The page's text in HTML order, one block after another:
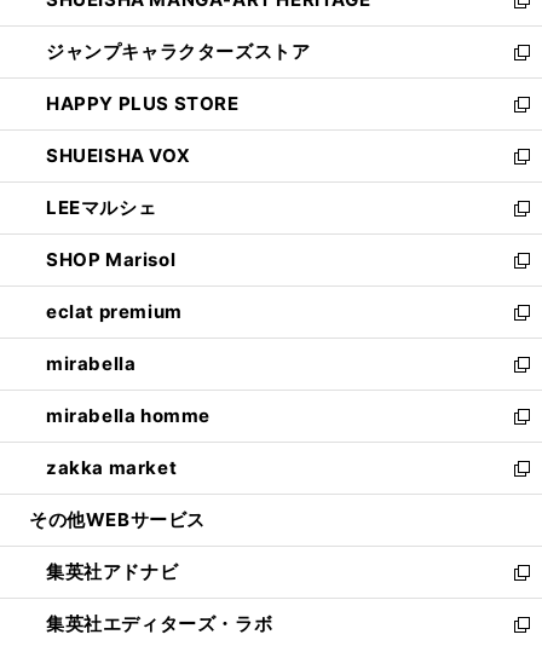
開
く
ウ
ィ
ン
ド
ウ
で
開
く
新
し
い
ウ
ィ
ン
ド
ウ
で
開
く
ジャンプキャラクターズストア
新
し
い
ウ
ィ
ン
ド
ウ
で
開
く
HAPPY PLUS STORE
新
し
い
ウ
ィ
ン
ド
ウ
で
開
く
SHUEISHA VOX
新
し
い
ウ
ィ
ン
ド
ウ
で
開
く
LEEマルシェ
新
し
い
ウ
ィ
ン
ド
ウ
で
開
く
SHOP Marisol
新
し
い
ウ
ィ
ン
ド
ウ
で
開
eclat premium
新
し
い
ウ
ィ
ン
ド
ウ
開
く
mirabella
新
し
い
ウ
ィ
ン
ウ
で
開
く
mirabella homme
新
し
い
ウ
ン
ド
ウ
で
zakka market
新
し
ウ
ィ
ン
ド
その他WEBサービス
集英社アドナビ
新
し
い
集英社エディターズ・ラボ
新